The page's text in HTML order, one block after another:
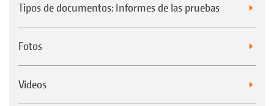
Tipos de documentos: Informes de las pruebas
Fotos
Vídeos